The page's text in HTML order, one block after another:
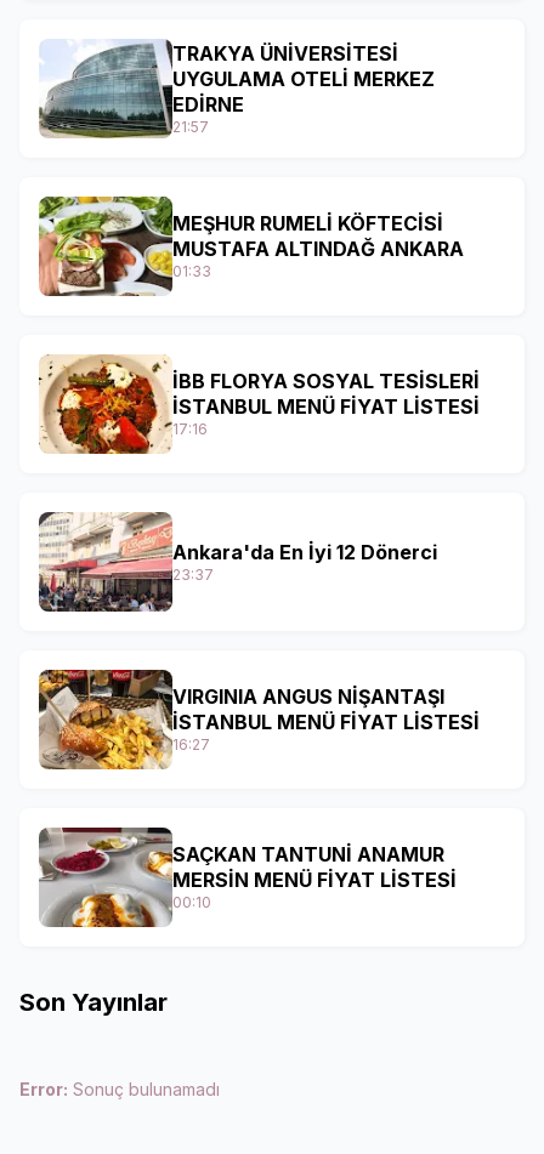
TRAKYA ÜNİVERSİTESİ
UYGULAMA OTELİ MERKEZ
EDİRNE
21:57
MEŞHUR RUMELİ KÖFTECİSİ
MUSTAFA ALTINDAĞ ANKARA
01:33
İBB FLORYA SOSYAL TESİSLERİ
İSTANBUL MENÜ FİYAT LİSTESİ
17:16
Ankara'da En İyi 12 Dönerci
23:37
VIRGINIA ANGUS NİŞANTAŞI
İSTANBUL MENÜ FİYAT LİSTESİ
16:27
SAÇKAN TANTUNİ ANAMUR
MERSİN MENÜ FİYAT LİSTESİ
00:10
Son Yayınlar
Error: Sonuç bulunamadı